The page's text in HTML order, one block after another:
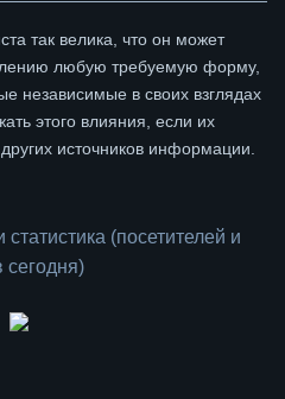
так велика, что он может
любую требуемую форму,
независимые в своих взглядах
этого влияния, если их
источников информации.